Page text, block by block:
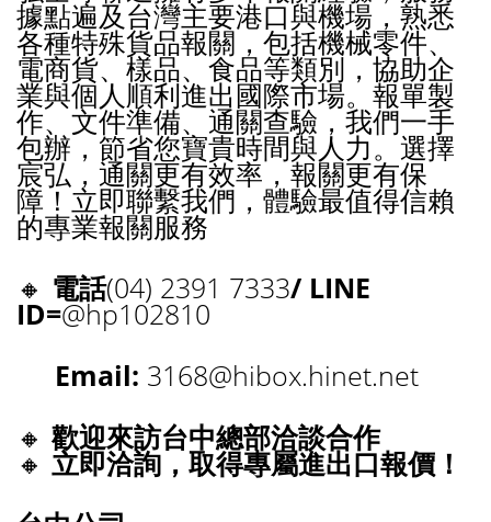
據點遍及台灣主要港口與機場，熟悉
各種特殊貨品報關，包括機械零件、
電商貨、樣品、食品等類別，協助企
業與個人順利進出國際市場。報單製
作、文件準備、通關查驗，我們一手
包辦，節省您寶貴時間與人力。選擇
宸弘，通關更有效率，報關更有保
障！立即聯繫我們，體驗最值得信賴
的專業報關服務
🔸 電話(04) 2391 7333/ LINE
ID=@hp102810
Email: 3168@hibox.hinet.net
🔸 歡迎來訪台中總部洽談合作
🔸 立即洽詢，取得專屬進出口報價！